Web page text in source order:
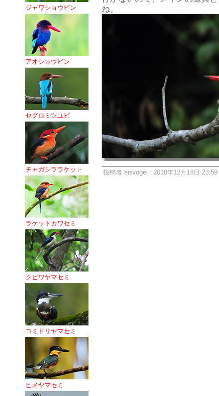
ジャワショウビン
アオショウビン
セグロミツユビ
チャガシララケット
ラケットカワセミ
クビワヤマセミ
コミドリヤマセミ
ヒメヤマセミ
ね。
投稿者 eisvogel : 2010年12月18日 23:59